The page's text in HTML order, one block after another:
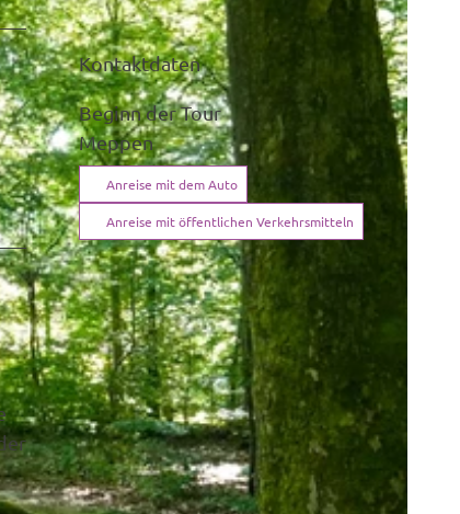
Kontaktdaten
Beginn der Tour
Meppen
Anreise mit dem Auto
Anreise mit öffentlichen Verkehrsmitteln